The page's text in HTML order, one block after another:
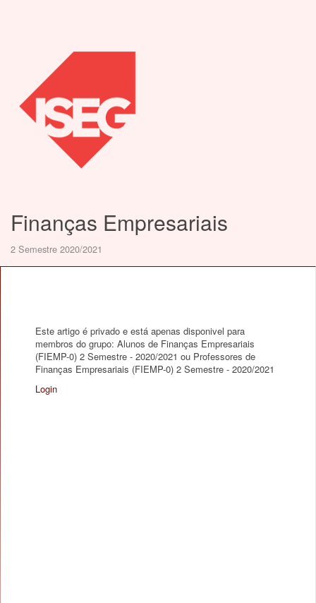
Finanças Empresariais
2 Semestre 2020/2021
Este artigo é privado e está apenas disponivel para
membros do grupo: Alunos de Finanças Empresariais
(FIEMP-0) 2 Semestre - 2020/2021 ou Professores de
Finanças Empresariais (FIEMP-0) 2 Semestre - 2020/2021
Login